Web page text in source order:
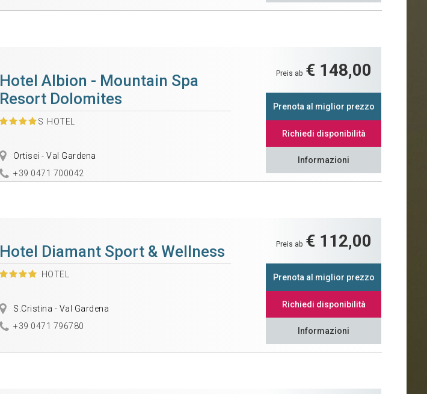
Hotel Albion - Mountain Spa
Resort Dolomites
S HOTEL
Ortisei - Val Gardena
+39 0471 700042
Preis ab € 148,00
Prenota al miglior prezzo
Richiedi disponibilità
Informazioni
Hotel Diamant Sport & Wellness
HOTEL
S.Cristina - Val Gardena
+39 0471 796780
Preis ab € 112,00
Prenota al miglior prezzo
Richiedi disponibilità
Informazioni